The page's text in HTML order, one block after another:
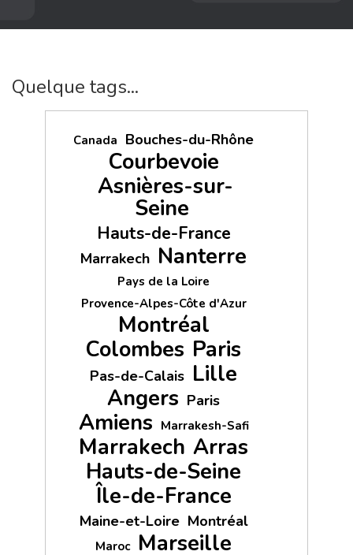
Quelque tags...
Canada Bouches-du-Rhône
Courbevoie
Asnières-sur-
Seine
Hauts-de-France
Marrakech Nanterre
Pays de la Loire
Provence-Alpes-Côte d'Azur
Montréal
Colombes Paris
Pas-de-Calais Lille
Angers Paris
Amiens Marrakesh-Safi
Marrakech Arras
Hauts-de-Seine
Île-de-France
Maine-et-Loire Montréal
Maroc Marseille